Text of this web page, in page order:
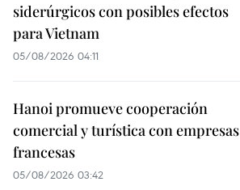
siderúrgicos con posibles efectos
para Vietnam
05/08/2026 04:11
Hanoi promueve cooperación
comercial y turística con empresas
francesas
05/08/2026 03:42